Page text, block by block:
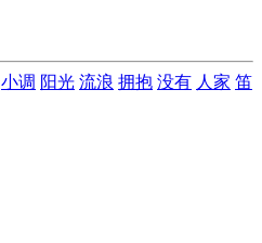
小调 阳光 流浪 拥抱 没有 人家 笛